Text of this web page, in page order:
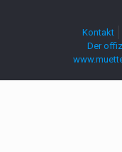
Kontakt
Der